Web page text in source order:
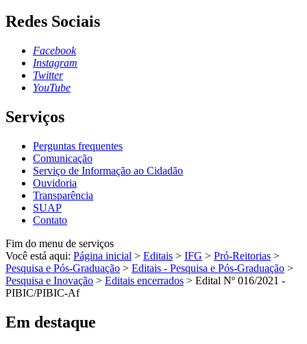
Redes Sociais
Facebook
Instagram
Twitter
YouTube
Serviços
Perguntas frequentes
Comunicação
Serviço de Informação ao Cidadão
Ouvidoria
Transparência
SUAP
Contato
Fim do menu de serviços
Você está aqui: Página inicial > Editais > IFG > Pró-Reitorias >
Pesquisa e Pós-Graduação > Editais - Pesquisa e Pós-Graduação >
Pesquisa e Inovação > Editais encerrados > Edital Nº 016/2021 -
PIBIC/PIBIC-Af
Em destaque